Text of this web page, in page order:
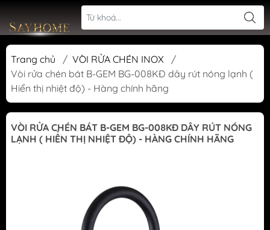
Trang chủ / VÒI RỬA CHÉN INOX
/
Vòi rửa chén bát B-GEM BG-008KĐ dây rút nóng lạnh (
Hiển thị nhiệt độ) - Hàng chính hãng
VÒI RỬA CHÉN BÁT B-GEM BG-008KĐ DÂY RÚT NÓNG
LẠNH ( HIỂN THỊ NHIỆT ĐỘ) - HÀNG CHÍNH HÃNG